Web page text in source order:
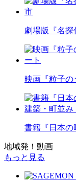
劇場版『名
映画『粒子
書籍『日本
地域発！動画
もっと見る